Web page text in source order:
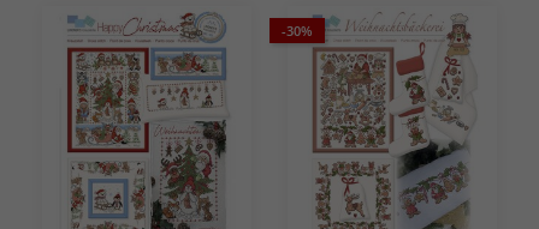
-30%